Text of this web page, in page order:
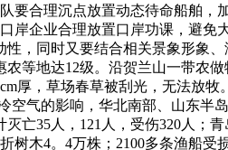
合理沉点放置动态待命船舶
企业合理放置口岸功课，避
，同时又要结合相关景象形象
等地达12级。沿贺兰山一带农
厚，草场春草被刮光，无法放
气的影响，华北南部、山东半
亡35人，121人，受伤320人；
木4。4万株；2100多条渔船